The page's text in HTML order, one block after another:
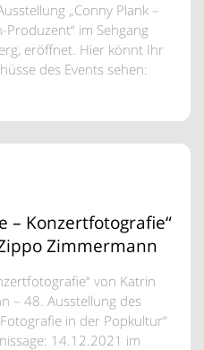
„Conny Plank –
im Sehgang
eröffnet. Hier könnt Ihr
des Events sehen:
– Konzertfotografie“
Zimmermann
von Katrin
– 48. Ausstellung des
in der Popkultur“
14.12.2021 im